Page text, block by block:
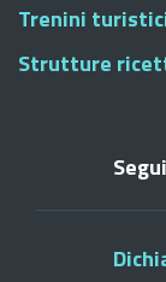
Trenini
Strutture